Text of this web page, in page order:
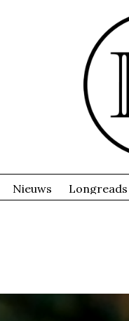
Nieuws Longreads